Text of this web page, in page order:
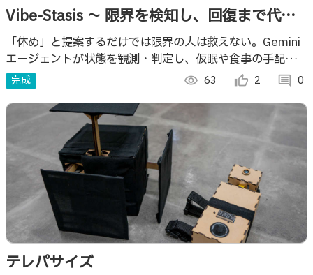
Vibe-Stasis 〜 限界を検知し、回復まで代行
する自律型バーンアウト・レスキューエージ
ェント
「休め」と提案するだけでは限界の人は救えない。Gemini
エージェントが状態を観測・判定し、仮眠や食事の手配まで
本人の代わりに実行するバーンアウト・レスキューサービ
ス。
完成 visibility 63 thumb_up_alt 2 comment 0
テレパサイズ